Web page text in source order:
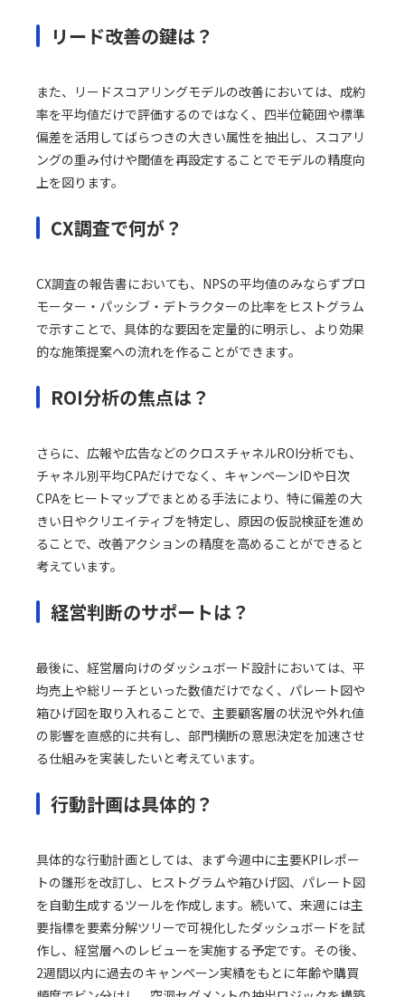
リード改善の鍵は？
また、リードスコアリングモデルの改善においては、成約
率を平均値だけで評価するのではなく、四半位範囲や標準
偏差を活用してばらつきの大きい属性を抽出し、スコアリ
ングの重み付けや閾値を再設定することでモデルの精度向
上を図ります。
CX調査で何が？
CX調査の報告書においても、NPSの平均値のみならずプロ
モーター・パッシブ・デトラクターの比率をヒストグラム
で示すことで、具体的な要因を定量的に明示し、より効果
的な施策提案への流れを作ることができます。
ROI分析の焦点は？
さらに、広報や広告などのクロスチャネルROI分析でも、
チャネル別平均CPAだけでなく、キャンペーンIDや日次
CPAをヒートマップでまとめる手法により、特に偏差の大
きい日やクリエイティブを特定し、原因の仮説検証を進め
ることで、改善アクションの精度を高めることができると
考えています。
経営判断のサポートは？
最後に、経営層向けのダッシュボード設計においては、平
均売上や総リーチといった数値だけでなく、パレート図や
箱ひげ図を取り入れることで、主要顧客層の状況や外れ値
の影響を直感的に共有し、部門横断の意思決定を加速させ
る仕組みを実装したいと考えています。
行動計画は具体的？
具体的な行動計画としては、まず今週中に主要KPIレポー
トの雛形を改訂し、ヒストグラムや箱ひげ図、パレート図
を自動生成するツールを作成します。続いて、来週には主
要指標を要素分解ツリーで可視化したダッシュボードを試
作し、経営層へのレビューを実施する予定です。その後、
2週間以内に過去のキャンペーン実績をもとに年齢や購買